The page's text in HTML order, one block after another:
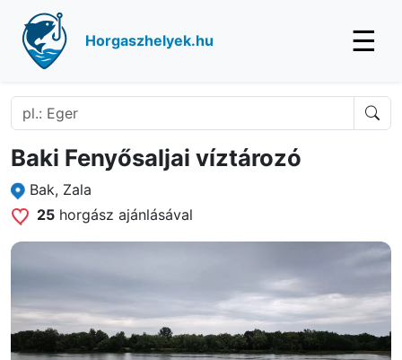
Horgaszhelyek.hu ☰
Baki Fenyősaljai víztározó
Bak, Zala
25 horgász ajánlásával